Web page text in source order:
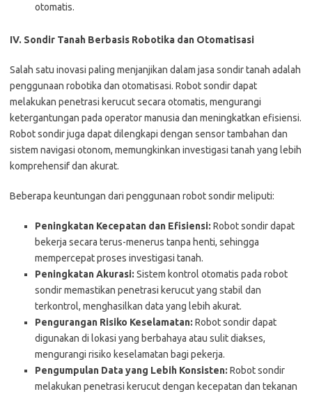
otomatis.
IV. Sondir Tanah Berbasis Robotika dan Otomatisasi
Salah satu inovasi paling menjanjikan dalam jasa sondir tanah adalah
penggunaan robotika dan otomatisasi. Robot sondir dapat
melakukan penetrasi kerucut secara otomatis, mengurangi
ketergantungan pada operator manusia dan meningkatkan efisiensi.
Robot sondir juga dapat dilengkapi dengan sensor tambahan dan
sistem navigasi otonom, memungkinkan investigasi tanah yang lebih
komprehensif dan akurat.
Beberapa keuntungan dari penggunaan robot sondir meliputi:
Peningkatan Kecepatan dan Efisiensi: Robot sondir dapat
bekerja secara terus-menerus tanpa henti, sehingga
mempercepat proses investigasi tanah.
Peningkatan Akurasi: Sistem kontrol otomatis pada robot
sondir memastikan penetrasi kerucut yang stabil dan
terkontrol, menghasilkan data yang lebih akurat.
Pengurangan Risiko Keselamatan: Robot sondir dapat
digunakan di lokasi yang berbahaya atau sulit diakses,
mengurangi risiko keselamatan bagi pekerja.
Pengumpulan Data yang Lebih Konsisten: Robot sondir
melakukan penetrasi kerucut dengan kecepatan dan tekanan